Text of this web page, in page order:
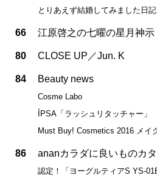
とりあえず結婚してみました日
66 江原啓之の七曜の星月神示
80 CLOSE UP／Jun. K
84 Beauty news
Cosme Labo
ÍPSA「ラッシュリタッチャー」
Must Buy! Cosmetics 2016 メイ
86 ananカラダに良いものカ
認定！「ヨーグルティアS YS-